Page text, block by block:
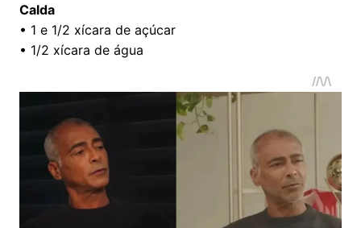
Calda
• 1 e 1/2 xícara de açúcar
• 1/2 xícara de água